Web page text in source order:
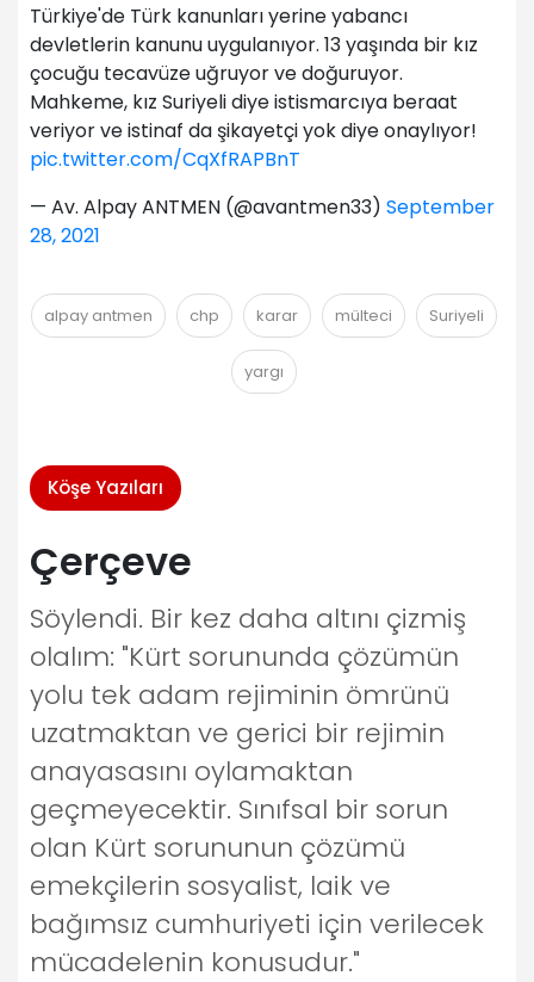
Türkiye'de Türk kanunları yerine yabancı
devletlerin kanunu uygulanıyor. 13 yaşında bir kız
çocuğu tecavüze uğruyor ve doğuruyor.
Mahkeme, kız Suriyeli diye istismarcıya beraat
veriyor ve istinaf da şikayetçi yok diye onaylıyor!
pic.twitter.com/CqXfRAPBnT
— Av. Alpay ANTMEN (@avantmen33) September
28, 2021
alpay antmen chp karar mülteci Suriyeli
yargı
Köşe Yazıları
Çerçeve
Söylendi. Bir kez daha altını çizmiş
olalım: "Kürt sorununda çözümün
yolu tek adam rejiminin ömrünü
uzatmaktan ve gerici bir rejimin
anayasasını oylamaktan
geçmeyecektir. Sınıfsal bir sorun
olan Kürt sorununun çözümü
emekçilerin sosyalist, laik ve
bağımsız cumhuriyeti için verilecek
mücadelenin konusudur."